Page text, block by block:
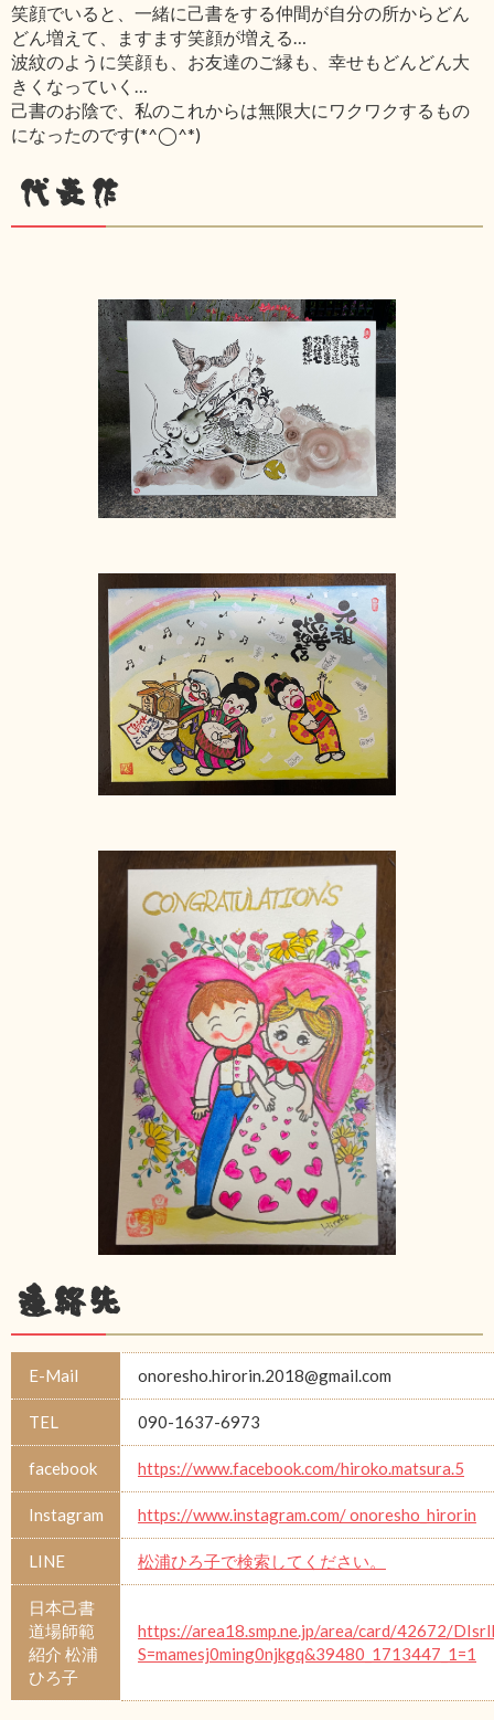
笑顔でいると、一緒に己書をする仲間が自分の所からどん
どん増えて、ますます笑顔が増える…
波紋のように笑顔も、お友達のご縁も、幸せもどんどん大
きくなっていく…
己書のお陰で、私のこれからは無限大にワクワクするもの
になったのです(*^◯^*)
代表作
連絡先
E-Mail onoresho.hirorin.2018@gmail.com
TEL 090-1637-6973
facebook https://www.facebook.com/hiroko.matsura.5
Instagram https://www.instagram.com/ onoresho_hirorin
LINE 松浦ひろ子で検索してください。
日本己書
道場師範
紹介 松浦
ひろ子
https://area18.smp.ne.jp/area/card/42672/
S=mamesj0ming0njkgq&39480_1713447_1=1